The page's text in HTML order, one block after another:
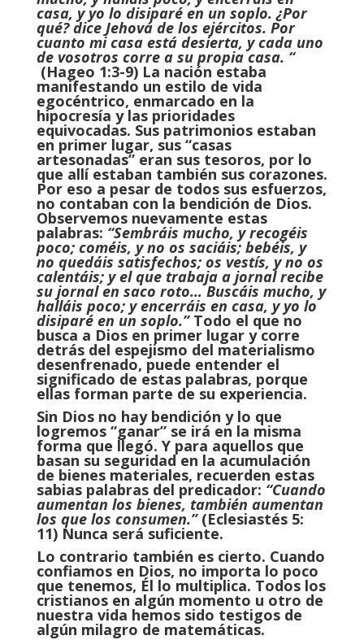
casa, y yo lo disiparé en un soplo. ¿Por
qué? dice Jehová de los ejércitos. Por
cuanto mi casa está desierta, y cada uno
de vosotros corre a su propia casa. “
(Hageo 1:3-9) La nación estaba
manifestando un estilo de vida
egocéntrico, enmarcado en la
hipocresía y las prioridades
equivocadas. Sus patrimonios estaban
en primer lugar, sus “casas
artesonadas” eran sus tesoros, por lo
que allí estaban también sus corazones.
Por eso a pesar de todos sus esfuerzos,
no contaban con la bendición de Dios.
Observemos nuevamente estas
palabras: “Sembráis mucho, y recogéis
poco; coméis, y no os saciáis; bebéis, y
no quedáis satisfechos; os vestís, y no os
calentáis; y el que trabaja a jornal recibe
su jornal en saco roto… Buscáis mucho, y
halláis poco; y encerráis en casa, y yo lo
disiparé en un soplo.”Todo el que no
busca a Dios en primer lugar y corre
detrás del espejismo del materialismo
desenfrenado, puede entender el
significado de estas palabras, porque
ellas forman parte de su experiencia.
Sin Dios no hay bendición y lo que
logremos “ganar” se irá en la misma
forma que llegó. Y para aquellos que
basan su seguridad en la acumulación
de bienes materiales, recuerden estas
sabias palabras del predicador: “Cuando
aumentan los bienes, también aumentan
los que los consumen.” (Eclesiastés 5:
11) Nunca será suficiente.
Lo contrario también es cierto. Cuando
confiamos en Dios, no importa lo poco
que tenemos, Él lo multiplica. Todos los
cristianos en algún momento u otro de
nuestra vida hemos sido testigos de
algún milagro de matemáticas.